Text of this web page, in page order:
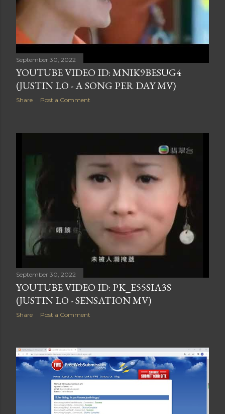
September 30, 2022
YOUTUBE VIDEO ID: MNIK9BESUG4
(JUSTIN LO - A SONG PER DAY MV)
Share Post a Comment
September 30, 2022
YOUTUBE VIDEO ID: PK_E55SIA3S
(JUSTIN LO - SENSATION MV)
Share Post a Comment